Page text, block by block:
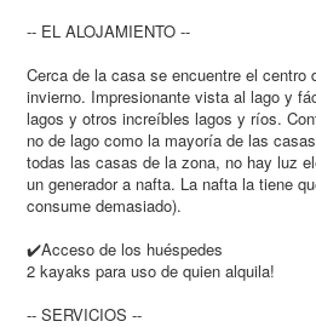
-- EL ALOJAMIENTO --
Cerca de la casa se encuentre el centro
invierno. Impresionante vista al lago y
lagos y otros increíbles lagos y ríos.
no de lago como la mayoría de las
todas las casas de la zona, no hay luz
un generador a nafta. La nafta la tiene
consume demasiado).
✔️Acceso de los huéspedes
2 kayaks para uso de quien alquila!
-- SERVICIOS --